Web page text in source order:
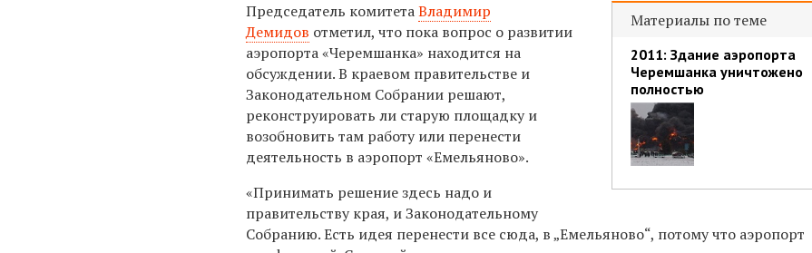
Материалы по теме
2011: Здание аэропорта
Черемшанка уничтожено
полностью
Председатель комитетаВладимир
Демидов отметил, что пока вопрос о развитии
аэропорта «Черемшанка» находится на
обсуждении. В краевом правительстве и
Законодательном Собрании решают,
реконструировать ли старую площадку и
возобновить там работу или перенести
деятельность в аэропорт «Емельяново».
«Принимать решение здесь надо и
правительству края, и Законодательному
Собранию. Есть идея перенести все сюда, в „Емельяново“, потому что аэропорт